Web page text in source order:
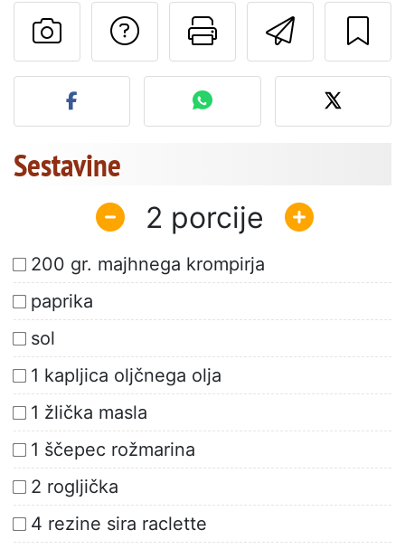
Pošlji
Natisni to
Postavite
Objavite svojo fotografijo
Sestavine
2
200 gr. majhnega krompirja
paprika
sol
1 kapljica oljčnega olja
1 žlička masla
1 ščepec rožmarina
2 rogljička
4 rezine sira raclette